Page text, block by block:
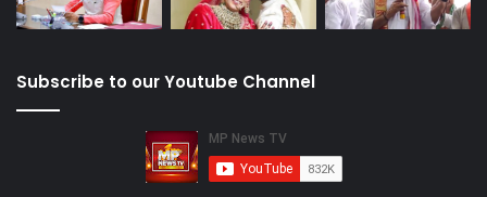
Subscribe to our Youtube Channel